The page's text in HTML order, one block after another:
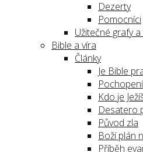
Dezerty
Pomocníci
Užitečné grafy
Bible a víra
Články
Je Bible
Kdo je
Desatero
Původ zla
Boží plán
Příběh